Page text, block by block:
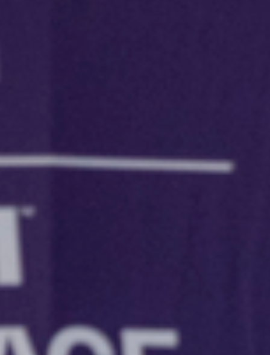
Sport
Messe
VIP
Nyheder